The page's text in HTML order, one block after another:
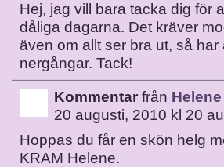
Hej, jag vill bara tacka dig för
dåliga dagarna. Det kräver
även om allt ser bra ut, så
nergångar. Tack!
Kommentar från Helene
20 augusti, 2010 kl 20
Hoppas du får en skön helg
KRAM Helene.